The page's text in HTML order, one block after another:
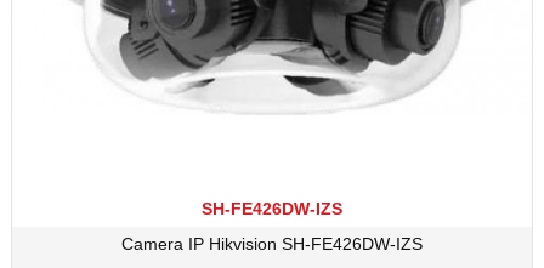
SH-FE426DW-IZS
Camera IP Hikvision SH-FE426DW-IZS